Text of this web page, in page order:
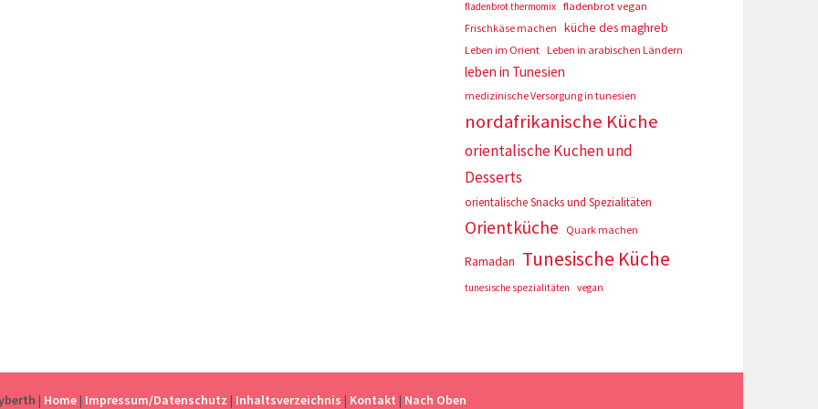
fladenbrot thermomix fladenbrot vegan
Frischkäse machen küche des maghreb
Leben im Orient Leben in arabischen Ländern
leben in Tunesien
medizinische Versorgung in tunesien
nordafrikanische Küche
orientalische Kuchen und
Desserts
orientalische Snacks und Spezialitäten
Orientküche Quark machen
Ramadan Tunesische Küche
tunesische spezialitäten vegan
| Home| Impressum/Datenschutz | Inhaltsverzeichnis | Kontakt | Nach Oben